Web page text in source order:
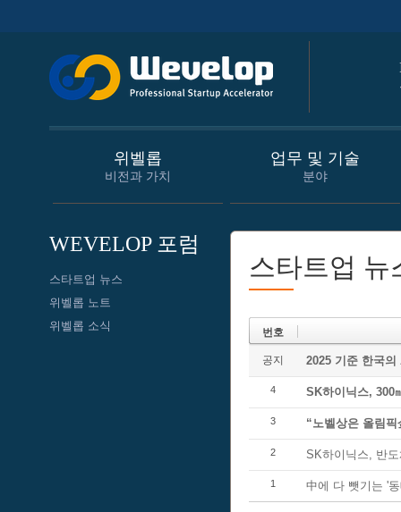
위벨롭
비전과 가치
업무 및 기술
분야
WEVELOP 포럼
스타트업 뉴스
위벨롭 노트
위벨롭 소식
스타트업 뉴
번호
공지 2025 기준 한국
4 SK하이닉스, 300
3 “노벨상은 올림
2 SK하이닉스, 반
1 中에 다 뺏기는 '